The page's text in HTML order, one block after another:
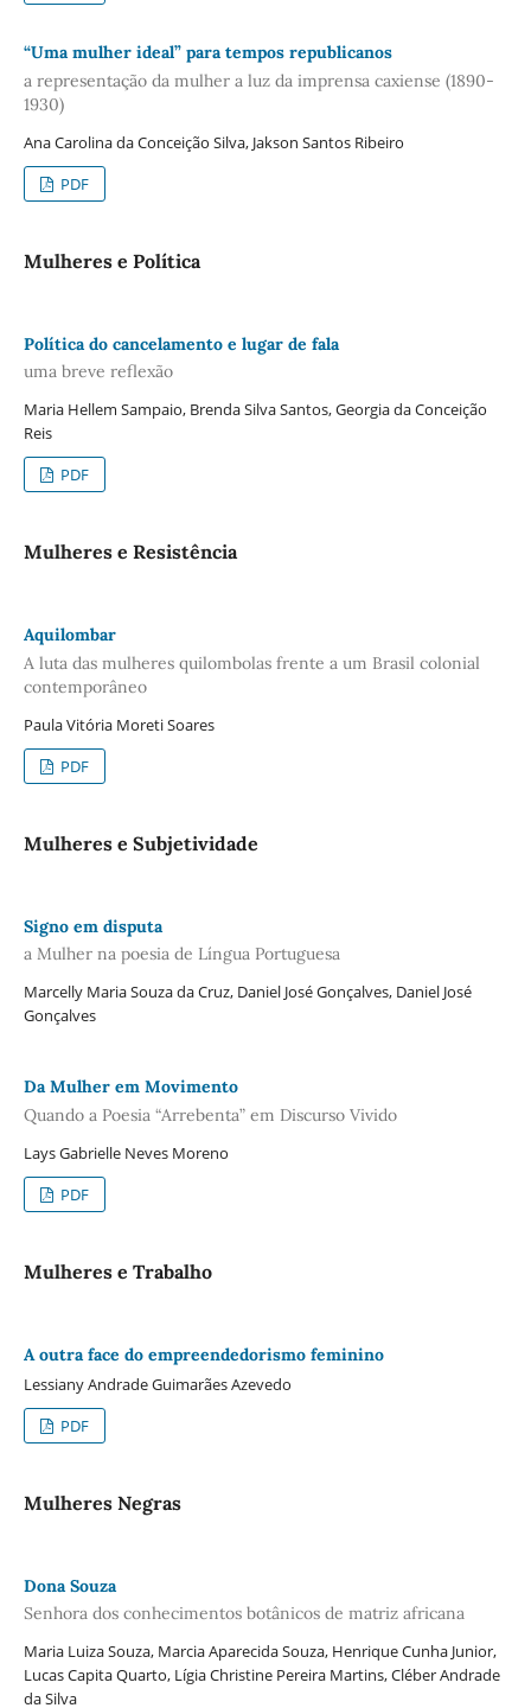
“Uma mulher ideal” para tempos republicanos
a representação da mulher a luz da imprensa caxiense (1890-
1930)
Ana Carolina da Conceição Silva, Jakson Santos Ribeiro
PDF
Mulheres e Política
Política do cancelamento e lugar de fala
uma breve reflexão
Maria Hellem Sampaio, Brenda Silva Santos, Georgia da Conceição
Reis
PDF
Mulheres e Resistência
Aquilombar
A luta das mulheres quilombolas frente a um Brasil colonial
contemporâneo
Paula Vitória Moreti Soares
PDF
Mulheres e Subjetividade
Signo em disputa
a Mulher na poesia de Língua Portuguesa
Marcelly Maria Souza da Cruz, Daniel José Gonçalves, Daniel José
Gonçalves
Da Mulher em Movimento
Quando a Poesia “Arrebenta” em Discurso Vivido
Lays Gabrielle Neves Moreno
PDF
Mulheres e Trabalho
A outra face do empreendedorismo feminino
Lessiany Andrade Guimarães Azevedo
PDF
Mulheres Negras
Dona Souza
Senhora dos conhecimentos botânicos de matriz africana
Maria Luiza Souza, Marcia Aparecida Souza, Henrique Cunha Junior,
Lucas Capita Quarto, Lígia Christine Pereira Martins, Cléber Andrade
da Silva